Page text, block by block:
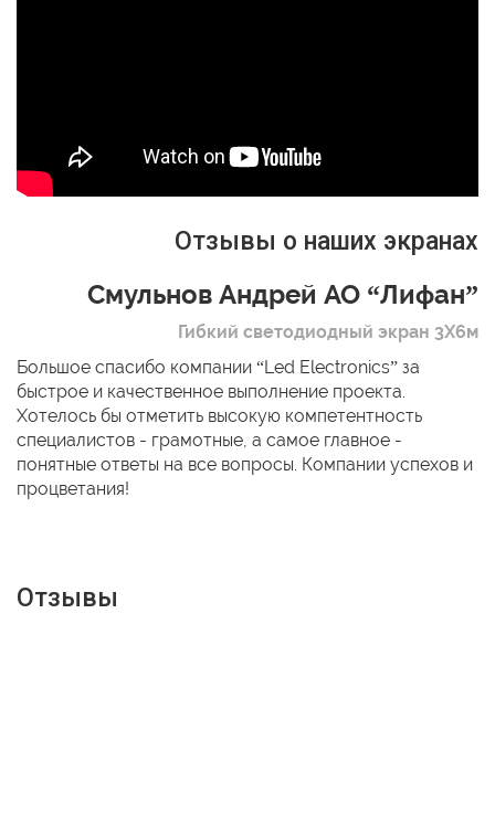
Отзывы о наших экранах
Смульнов Андрей АО “Лифан”
Гибкий светодиодный экран 3Х6м
Большое спасибо компании “Led Electronics” за
быстрое и качественное выполнение проекта.
Хотелось бы отметить высокую компетентность
специалистов - грамотные, а самое главное -
понятные ответы на все вопросы. Компании успехов и
процветания!
Отзывы